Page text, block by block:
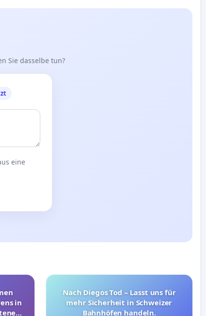
Sie dasselbe tun?
eine
in
Nach Diegos Tod – Lasst uns für
mehr Sicherheit in Schweizer
Bahnhöfen handeln.